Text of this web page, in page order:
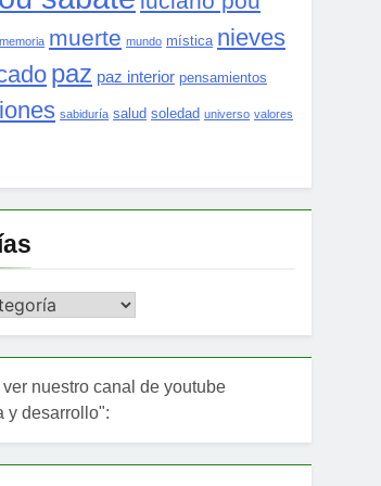
memoria muerte mundo mística nieves
paz paz interior pensamientos
sabiduría salud soledad universo valores
nuestro canal de youtube
y desarrollo":